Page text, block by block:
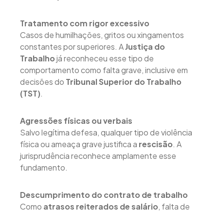
Tratamento com rigor excessivo
Casos de humilhações, gritos ou xingamentos
constantes por superiores. AJustiça do
Trabalhojá reconheceu esse tipo de
comportamento como falta grave, inclusive em
decisões do Tribunal Superior do Trabalho
(TST).
Agressões físicas ou verbais
Salvo legítima defesa, qualquer tipo de violência
física ou ameaça grave justifica a rescisão. A
jurisprudência reconhece amplamente esse
fundamento.
Descumprimento do contrato de trabalho
Como atrasos reiterados de salário, falta de